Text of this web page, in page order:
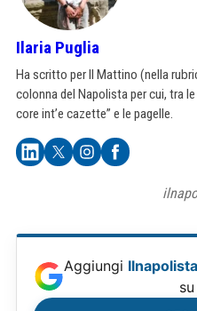
Ilaria Puglia
Ha scritto per Il Mattino (nella
colonna del Napolista per cui, tra
core int’e cazette” e le pagelle.
Aggiungi